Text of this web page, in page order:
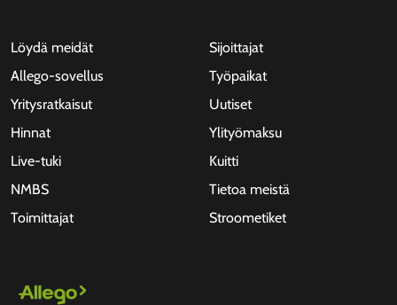
Löydä meidät
Allego-sovellus
Yritysratkaisut
Hinnat
Live-tuki
NMBS
Toimittajat
Sijoittajat
Työpaikat
Uutiset
Ylityömaksu
Kuitti
Tietoa meistä
Stroometiket